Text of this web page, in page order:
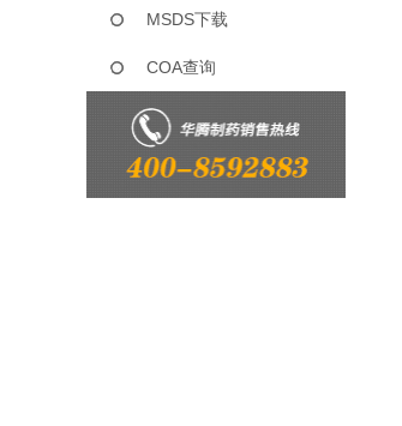
MSDS下载
COA查询